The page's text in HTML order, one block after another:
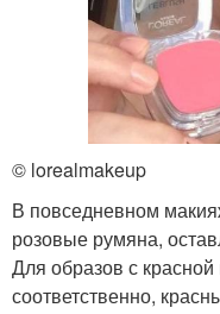
© lorealmakeup
В повседневном
розовые румяна,
Для образов с
соответственно,